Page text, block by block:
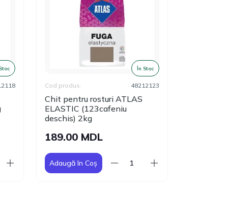
În Stoc
Chit pentru rosturi ATLAS
ELASTIC (123cafeniu
deschis) 2kg
Cod produs: 48212123
189.00 MDL
Adaugă în Coș